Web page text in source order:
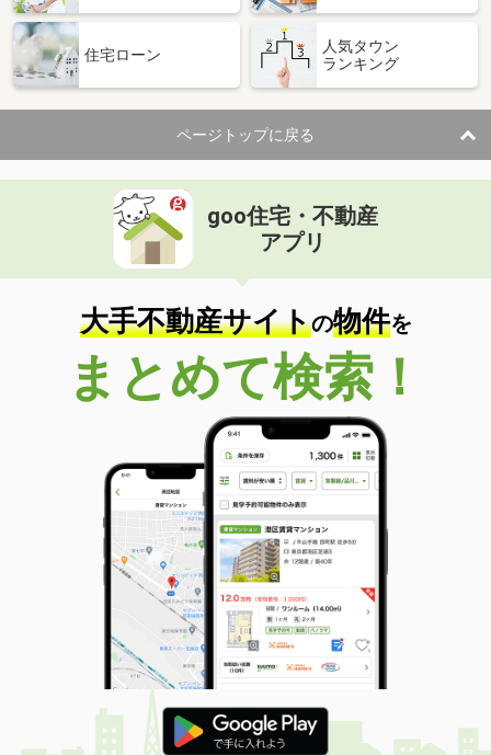
住宅ローン
人気タウン
ランキング
ページトップに戻る
goo住宅・不動産
アプリ
大手不動産サイトの物件を
まとめて検索！